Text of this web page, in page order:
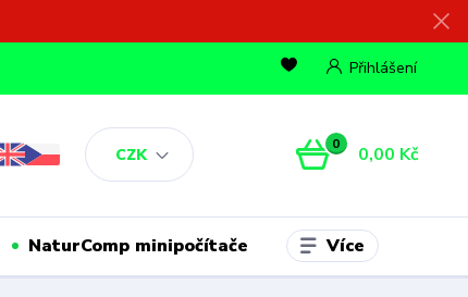
CZK
Přihlášení
0 0,00 Kč
NaturComp minipočítače Více